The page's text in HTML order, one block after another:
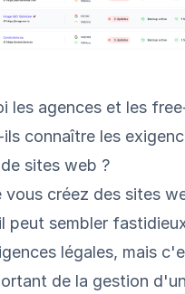
les agences et les
connaître les
sites web ?
vous créez des sites
peut sembler
légales, mais
de la gestion